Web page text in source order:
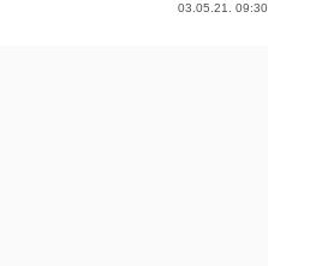
03.05.21. 09:30